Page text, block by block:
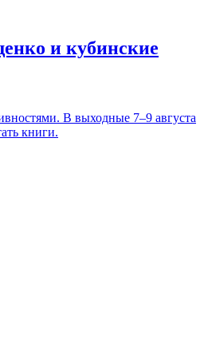
и кубинские
В выходные 7–9 августа
книги.